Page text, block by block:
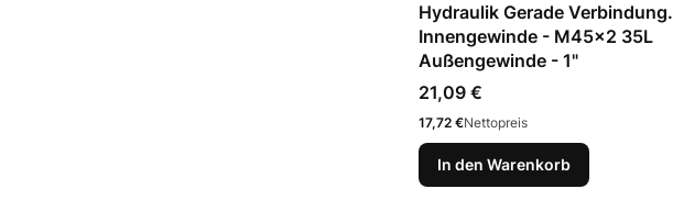
Hydraulik Gerade Verbindung.
Innengewinde - M45x2 35L
Außengewinde - 1"
Preis
21,09 €
Preis
17,72 €Nettopreis
In den Warenkorb